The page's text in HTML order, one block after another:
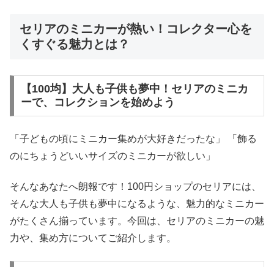
セリアのミニカーが熱い！コレクター心を
くすぐる魅力とは？
【100均】大人も子供も夢中！セリアのミニカ
ーで、コレクションを始めよう
「子どもの頃にミニカー集めが大好きだったな」 「飾る
のにちょうどいいサイズのミニカーが欲しい」
そんなあなたへ朗報です！100円ショップのセリアには、
そんな大人も子供も夢中になるような、魅力的なミニカー
がたくさん揃っています。今回は、セリアのミニカーの魅
力や、集め方についてご紹介します。